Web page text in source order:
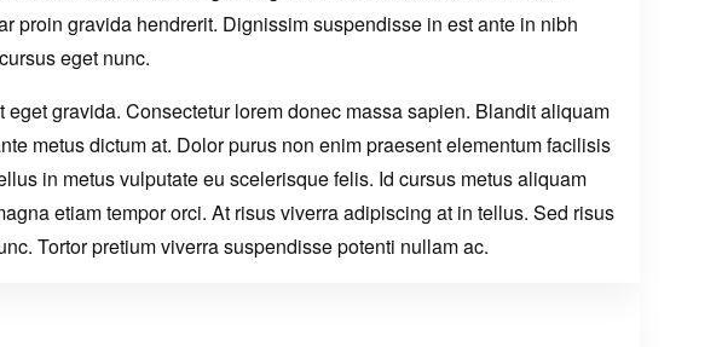
proin gravida hendrerit. Dignissim suspendisse in est ante in nibh
eget nunc.
gravida. Consectetur lorem donec massa sapien. Blandit aliquam
metus dictum at. Dolor purus non enim praesent elementum facilisis
in metus vulputate eu scelerisque felis. Id cursus metus aliquam
etiam tempor orci. At risus viverra adipiscing at in tellus. Sed risus
Tortor pretium viverra suspendisse potenti nullam ac.